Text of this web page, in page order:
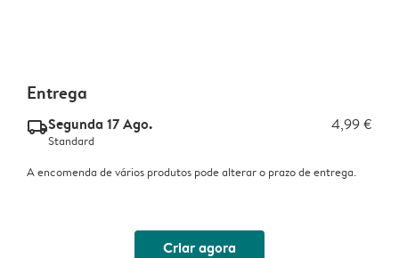
Entrega
delivery_standard_v2Segunda 17 Ago. 4,99 €
Standard
A encomenda de vários produtos pode alterar o prazo de entrega.
Criar agora